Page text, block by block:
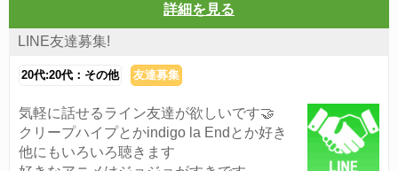
詳細を見る
LINE友達募集!
20代:20代：その他 友達募集
気軽に話せるライン友達が欲しいです🤝
クリープハイプとかindigo la Endとか好き
他にもいろいろ聴きます